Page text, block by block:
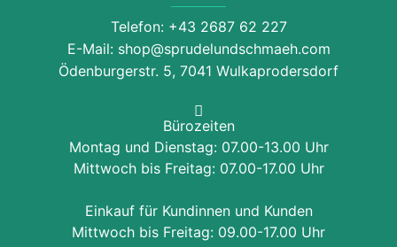
Telefon: +43 2687 62 227
E-Mail: shop@sprudelundschmaeh.com
Ödenburgerstr. 5, 7041 Wulkaprodersdorf
Bürozeiten
Montag und Dienstag: 07.00-13.00 Uhr
Mittwoch bis Freitag: 07.00-17.00 Uhr
Einkauf für Kundinnen und Kunden
Mittwoch bis Freitag: 09.00-17.00 Uhr